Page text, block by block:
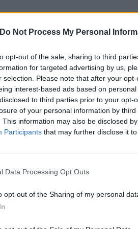
Do Not Process My Personal
opt-out of the sale, sharing to third
for targeted advertising by us,
selection. Please note that after your
interest-based ads based on
to third parties prior to your opt-
of your personal information by third
This information may also be disclosed
Participants that may further disclose it
Data Processing Opt Outs
opt-out of the Sharing of my personal
19 febbraio 2024 compreso
Come funziona?
La struttura è molto semplice:
Unica condizione provenire – tramite
voce Attiva la sim o in basso tra le note*).
In questa offerta
non c’è nessun